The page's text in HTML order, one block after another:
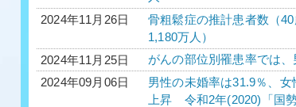
2024年11月26日
骨粗鬆症の推計患者数（
1,180万人）
2024年11月25日
がんの部位別罹患率では
2024年09月06日
男性の未婚率は31.9％、
上昇 令和2年(2020)「国